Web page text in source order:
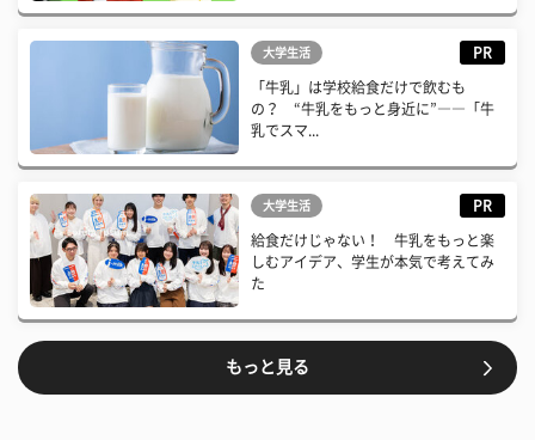
大学生活 PR
「牛乳」は学校給食だけで飲むも
の？ “牛乳をもっと身近に”――「牛
乳でスマ...
大学生活 PR
給食だけじゃない！ 牛乳をもっと楽
しむアイデア、学生が本気で考えてみ
た
もっと見る